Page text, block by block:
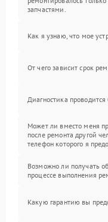
запчастями.
Как я узнаю, что мое
От чего зависит срок
Диагностика проводится
Может ли вместо меня
после ремонта другой
телефон которого я
Возможно ли получать
процессе выполнения
Какую гарантию вы